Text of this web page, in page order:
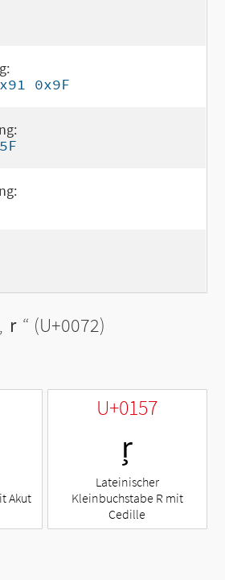
0x9F
r “ (U+0072)
Akut
U+0157
ŗ
Lateinischer
Kleinbuchstabe R mit
Cedille